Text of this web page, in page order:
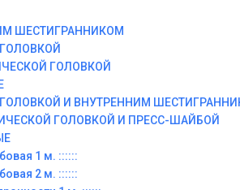
ШЕСТИГРАННИКОМ
ГОЛОВКОЙ
И ВНУТРЕННИМ
ГОЛОВКОЙ И ПРЕСС-ШАЙБОЙ
1 м. ::::::
2 м. ::::::